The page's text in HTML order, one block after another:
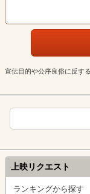
宣伝目的や公序良俗に反す
上映リクエスト
ランキングから探す